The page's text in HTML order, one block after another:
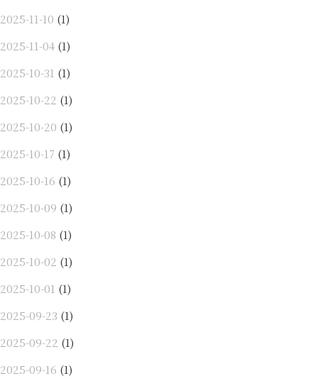
2025-11-10 (1)
2025-11-04 (1)
2025-10-31 (1)
2025-10-22 (1)
2025-10-20 (1)
2025-10-17 (1)
2025-10-16 (1)
2025-10-09 (1)
2025-10-08 (1)
2025-10-02 (1)
2025-10-01 (1)
2025-09-23 (1)
2025-09-22 (1)
2025-09-16 (1)